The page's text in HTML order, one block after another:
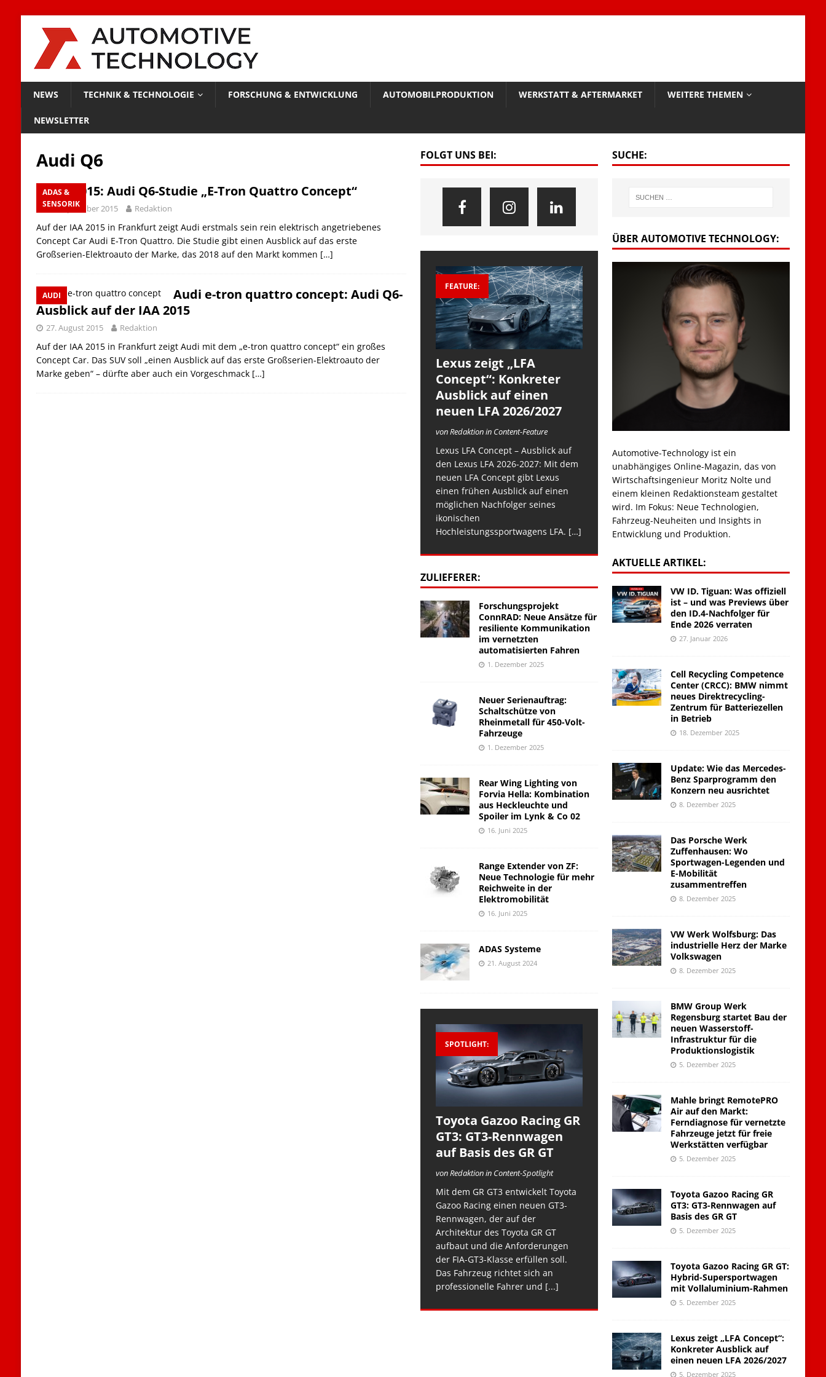
NEWS TECHNIK & TECHNOLOGIE FORSCHUNG & ENTWICKLUNG AUTOMOBILPRODUKTION WERKSTATT & AFTERMARKET WEITERE THEMEN
NEWSLETTER
Audi Q6
ADAS &
SENSORIK
IAA 2015: Audi Q6-Studie „E-Tron Quattro Concept“
18. September 2015 Redaktion
Auf der IAA 2015 in Frankfurt zeigt Audi erstmals sein rein elektrisch angetriebenes
Concept Car Audi E‑Tron Quattro. Die Studie gibt einen Ausblick auf das erste
Großserien-Elektroauto der Marke, das 2018 auf den Markt kommen […]
AUDI
Audi e-tron quattro concept: Audi Q6-
Ausblick auf der IAA 2015
27. August 2015 Redaktion
Auf der IAA 2015 in Frankfurt zeigt Audi mit dem „e-tron quattro concept“ ein großes
Concept Car. Das SUV soll „einen Ausblick auf das erste Großserien-Elektroauto der
Marke geben“ – dürfte aber auch ein Vorgeschmack […]
FOLGT UNS BEI:
FEATURE:
Lexus zeigt „LFA
Concept“: Konkreter
Ausblick auf einen
neuen LFA 2026/2027
von Redaktion in Content-Feature
Lexus LFA Concept – Ausblick auf
den Lexus LFA 2026-2027: Mit dem
neuen LFA Concept gibt Lexus
einen frühen Ausblick auf einen
möglichen Nachfolger seines
ikonischen
Hochleistungssportwagens LFA. […]
ZULIEFERER:
Forschungsprojekt
ConnRAD: Neue Ansätze für
resiliente Kommunikation
im vernetzten
automatisierten Fahren
1. Dezember 2025
Neuer Serienauftrag:
Schaltschütze von
Rheinmetall für 450-Volt-
Fahrzeuge
1. Dezember 2025
Rear Wing Lighting von
Forvia Hella: Kombination
aus Heckleuchte und
Spoiler im Lynk & Co 02
16. Juni 2025
Range Extender von ZF:
Neue Technologie für mehr
Reichweite in der
Elektromobilität
16. Juni 2025
ADAS Systeme
21. August 2024
SPOTLIGHT:
Toyota Gazoo Racing GR
GT3: GT3-Rennwagen
auf Basis des GR GT
von Redaktion in Content-Spotlight
Mit dem GR GT3 entwickelt Toyota
Gazoo Racing einen neuen GT3-
Rennwagen, der auf der
Architektur des Toyota GR GT
aufbaut und die Anforderungen
der FIA-GT3-Klasse erfüllen soll.
Das Fahrzeug richtet sich an
professionelle Fahrer und [...]
SUCHE:
ÜBER AUTOMOTIVE TECHNOLOGY:
Automotive-Technology ist ein
unabhängiges Online-Magazin, das von
Wirtschaftsingenieur Moritz Nolte und
einem kleinen Redaktionsteam gestaltet
wird. Im Fokus: Neue Technologien,
Fahrzeug-Neuheiten und Insights in
Entwicklung und Produktion.
AKTUELLE ARTIKEL:
VW ID. Tiguan: Was offiziell
ist – und was Previews über
den ID.4-Nachfolger für
Ende 2026 verraten
27. Januar 2026
Cell Recycling Competence
Center (CRCC): BMW nimmt
neues Direktrecycling-
Zentrum für Batteriezellen
in Betrieb
18. Dezember 2025
Update: Wie das Mercedes-
Benz Sparprogramm den
Konzern neu ausrichtet
8. Dezember 2025
Das Porsche Werk
Zuffenhausen: Wo
Sportwagen-Legenden und
E-Mobilität
zusammentreffen
8. Dezember 2025
VW Werk Wolfsburg: Das
industrielle Herz der Marke
Volkswagen
8. Dezember 2025
BMW Group Werk
Regensburg startet Bau der
neuen Wasserstoff-
Infrastruktur für die
Produktionslogistik
5. Dezember 2025
Mahle bringt RemotePRO
Air auf den Markt:
Ferndiagnose für vernetzte
Fahrzeuge jetzt für freie
Werkstätten verfügbar
5. Dezember 2025
Toyota Gazoo Racing GR
GT3: GT3-Rennwagen auf
Basis des GR GT
5. Dezember 2025
Toyota Gazoo Racing GR GT:
Hybrid-Supersportwagen
mit Vollaluminium-Rahmen
5. Dezember 2025
Lexus zeigt „LFA Concept“:
Konkreter Ausblick auf
einen neuen LFA 2026/2027
5. Dezember 2025